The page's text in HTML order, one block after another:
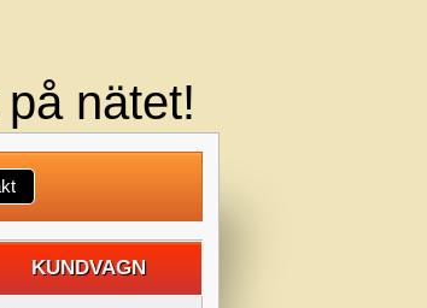
nätet!
KUNDVAGN